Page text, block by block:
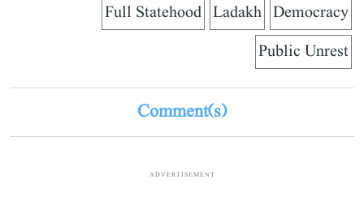
Democracy
Ladakh
Full Statehood
Public Unrest
Comment(s)
ADVERTISEMENT